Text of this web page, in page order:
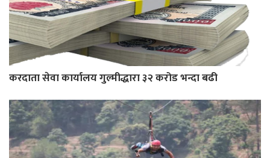
करदाता सेवा कार्यालय गुल्मीद्धारा ३२ करोड भन्दा बढी